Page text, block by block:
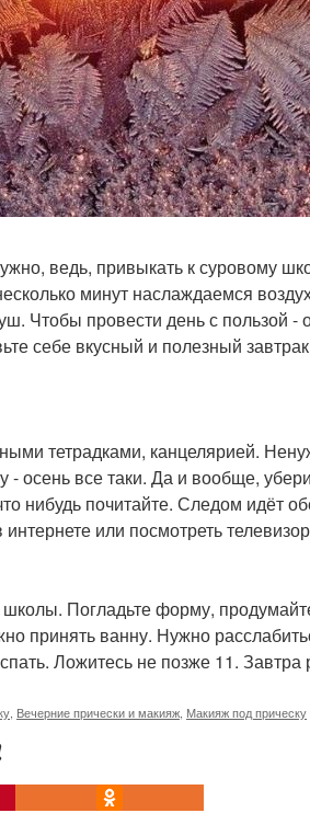
ведь, привыкать к суровому
минут наслаждаемся
Чтобы провести день с пользой -
себе вкусный и полезный
тетрадками, канцелярией.
осень все таки. Да и вообще,
нибудь почитайте. Следом идёт
или посмотреть телевизор
Погладьте форму,
принять ванну. Нужно
Ложитесь не позже 11.
Вечерние прически и макияж Макияж под прическу